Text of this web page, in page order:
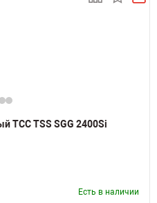
ТСС TSS SGG 2400Si
Есть в наличии